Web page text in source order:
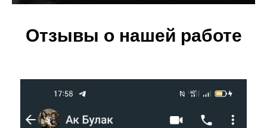
Отзывы о нашей работе